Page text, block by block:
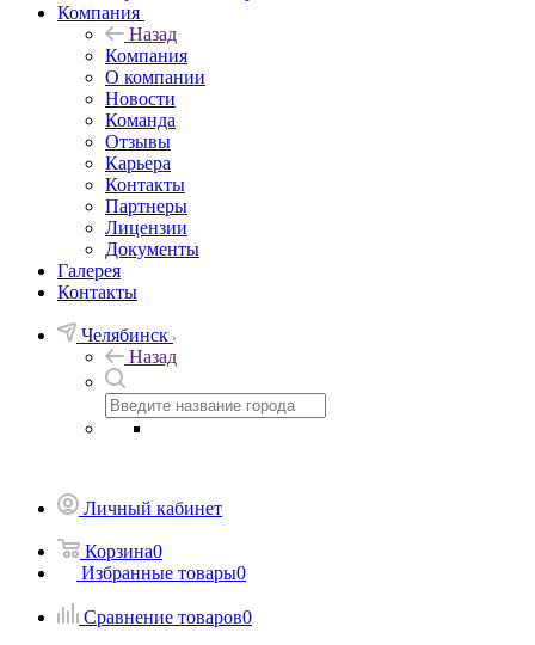
Компания
Назад
Компания
О компании
Новости
Команда
Отзывы
Карьера
Контакты
Партнеры
Лицензии
Документы
Галерея
Контакты
Челябинск
Назад
Личный кабинет
Корзина0
Избранные товары0
Сравнение товаров0